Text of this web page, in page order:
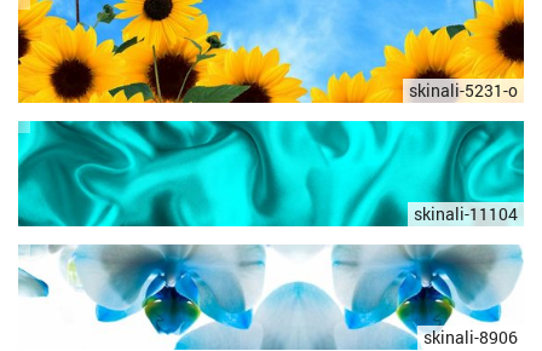
skinali-5231-o
skinali-11104
skinali-8906